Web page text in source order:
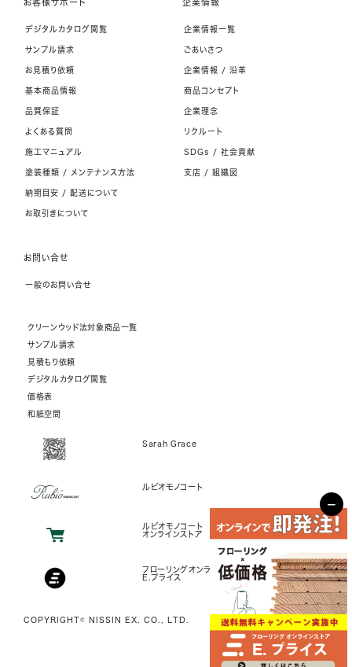
お客様サポート
デジタルカタログ閲覧
サンプル請求
お見積り依頼
基本商品情報
品質保証
よくある質問
施工マニュアル
塗装種類 / メンテナンス方法
納期目安 / 配送について
お取引きについて
企業情報
企業情報一覧
ごあいさつ
企業情報 / 沿革
商品コンセプト
企業理念
リクルート
SDGs / 社会貢献
支店 / 組織図
お問い合せ
一般のお問い合せ
クリーンウッド法対象商品一覧
サンプル請求
見積もり依頼
デジタルカタログ閲覧
価格表
和紙空間
Sarah Grace
ルビオモノコート
ルビオモノコート
オンラインストア
フローリングオンラインストア
E.プライス
COPYRIGHT© NISSIN EX. CO., LTD.
−